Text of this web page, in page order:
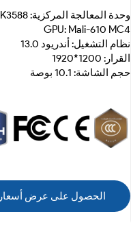
وحدة المعالجة المركزية: RK3588
GPU: Mali-610 MC4
نظام التشغيل: أندريود 13.0
القرار: 1200*1920
حجم الشاشة: 10.1 بوصة
الحصول على عرض أسعار